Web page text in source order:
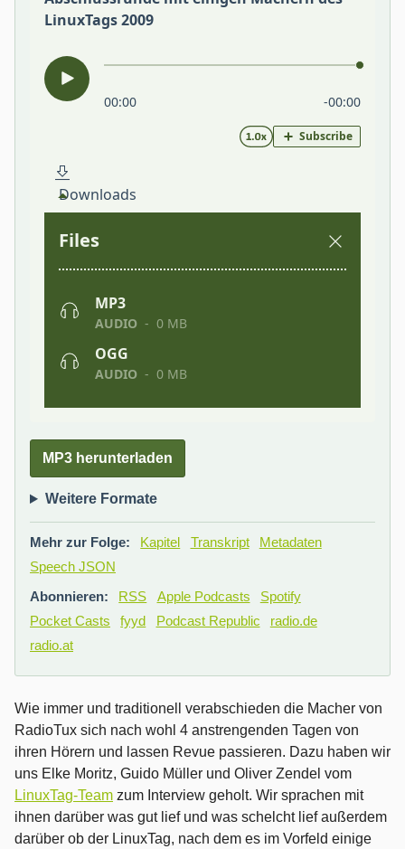
MP3 herunterladen
Weitere Formate
Mehr zur Folge: Kapitel Transkript
Metadaten
Speech JSON
Abonnieren:
RSS Apple Podcasts
Spotify
Pocket Casts
fyyd Podcast Republic
radio.de
radio.at
Wie immer und traditionell verabschieden die Macher von
RadioTux sich nach wohl 4 anstrengenden Tagen von
ihren Hörern und lassen Revue passieren. Dazu haben wir
uns Elke Moritz, Guido Müller und Oliver Zendel vom
LinuxTag-Team zum Interview geholt. Wir sprachen mit
ihnen darüber was gut lief und was schelcht lief außerdem
darüber ob der LinuxTag, nach dem es im Vorfeld einige